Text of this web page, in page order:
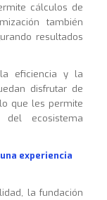
cálculos de
también
resultados
eficiencia y la
disfrutar de
que les permite
del ecosistema
experiencia
la fundación